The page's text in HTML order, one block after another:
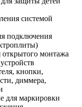
системой
подключения
монтажа
кнопки,
диммера,
для маркировки